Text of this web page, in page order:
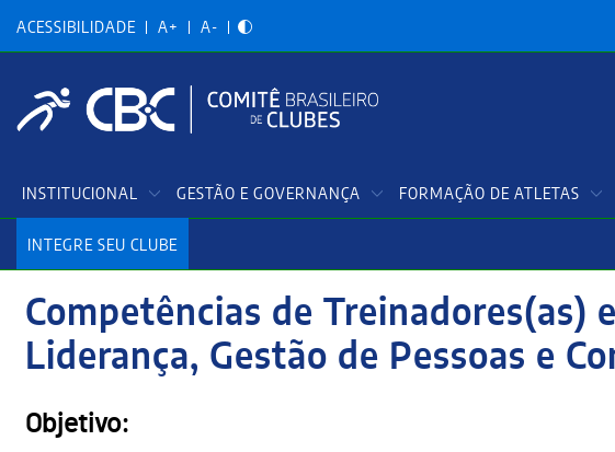
para
conteúdo
ACESSIBILIDADE A+ A-
Principal
INSTITUCIONAL GESTÃO E GOVERNANÇA FORMAÇÃO DE ATLETAS
INTEGRE SEU CLUBE
Competências de Treinadores(as)
Liderança, Gestão de Pessoas e
Objetivo: